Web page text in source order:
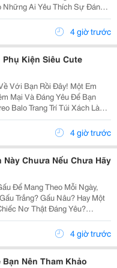
Ai Yêu Thích Sự Đáng
Riêng. Từ Chiếc Balo
Đến Chùm Chìa Khóa Quen
4 giờ trước
Kiện Siêu Cute
Bạn Rồi Đây! Một Em
Mại Và Đáng Yêu Để Bạn
Yêu Quý
4 giờ trước
Này Chuưa Nếu Chưa Hãy
Để Mang Theo Mỗi Ngày,
Nơ Thật Đáng Yêu?
Bông Không Chỉ Là Phụ
Một Cách Để Bạn Thêm Chút
4 giờ trước
Nên Tham Khảo